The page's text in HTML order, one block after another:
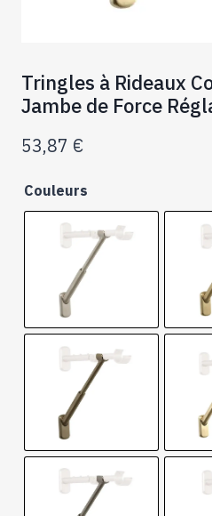
Tringles à Rideaux
Jambe de Force
53,87 €
Couleurs